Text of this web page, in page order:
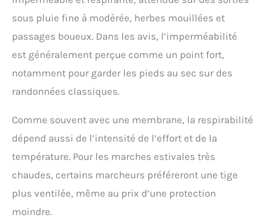
sous pluie fine à modérée, herbes mouillées et
passages boueux. Dans les avis, l’imperméabilité
est généralement perçue comme un point fort,
notamment pour garder les pieds au sec sur des
randonnées classiques.
Comme souvent avec une membrane, la respirabilité
dépend aussi de l’intensité de l’effort et de la
température. Pour les marches estivales très
chaudes, certains marcheurs préféreront une tige
plus ventilée, même au prix d’une protection
moindre.